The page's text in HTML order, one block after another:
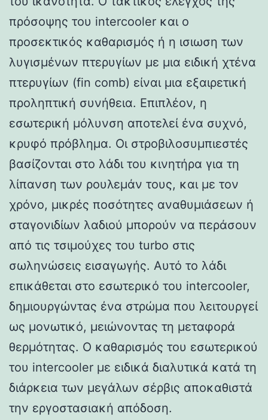
πρόσοψης του intercooler και ο
προσεκτικός καθαρισμός ή η ισιωση των
λυγισμένων πτερυγίων με μια ειδική χτένα
πτερυγίων (fin comb) είναι μια εξαιρετική
προληπτική συνήθεια. Επιπλέον, η
εσωτερική μόλυνση αποτελεί ένα συχνό,
κρυφό πρόβλημα. Οι στροβιλοσυμπιεστές
βασίζονται στο λάδι του κινητήρα για τη
λίπανση των ρουλεμάν τους, και με τον
χρόνο, μικρές ποσότητες αναθυμιάσεων ή
σταγονιδίων λαδιού μπορούν να περάσουν
από τις τσιμούχες του turbo στις
σωληνώσεις εισαγωγής. Αυτό το λάδι
επικάθεται στο εσωτερικό του intercooler,
δημιουργώντας ένα στρώμα που λειτουργεί
ως μονωτικό, μειώνοντας τη μεταφορά
θερμότητας. Ο καθαρισμός του εσωτερικού
του intercooler με ειδικά διαλυτικά κατά τη
διάρκεια των μεγάλων σέρβις αποκαθιστά
την εργοστασιακή απόδοση.